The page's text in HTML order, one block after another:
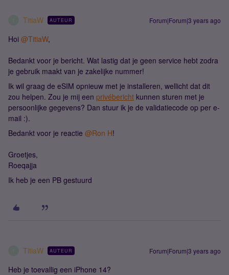
TitiaW AUTEUR Forum|Forum|3 years ago
Hoi @TitiaW,
Bedankt voor je bericht. Wat lastig dat je geen service hebt zodra
je gebruik maakt van je zakelijke nummer!
Ik wil graag de eSIM opnieuw met je installeren, wellicht dat dit
zou helpen. Zou je mij een privébericht kunnen sturen met je
persoonlijke gegevens? Dan stuur ik je de validatiecode op per e-
mail :).
Bedankt voor je reactie @Ron H!
Groetjes,
Roeqajja
Ik heb je een PB gestuurd
TitiaW AUTEUR Forum|Forum|3 years ago
Heb je toevallig een iPhone 14?